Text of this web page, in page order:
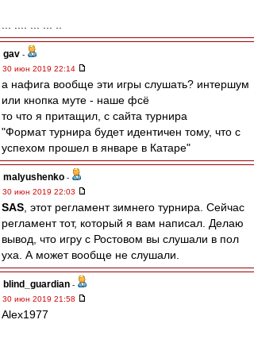
gav -
30 июн 2019 22:14
а нафига вообще эти игры слушать? интершум
или кнопка муте - наше фсё
то что я притащил, с сайта турнира
"Формат турнира будет идентичен тому, что с
успехом прошел в январе в Катаре"
malyushenko -
30 июн 2019 22:03
SAS , этот регламент зимнего турнира. Сейчас
регламент тот, который я вам написал. Делаю
вывод, что игру с Ростовом вы слушали в пол
уха. А может вообще не слушали.
blind_guardian -
30 июн 2019 21:58
Alex1977